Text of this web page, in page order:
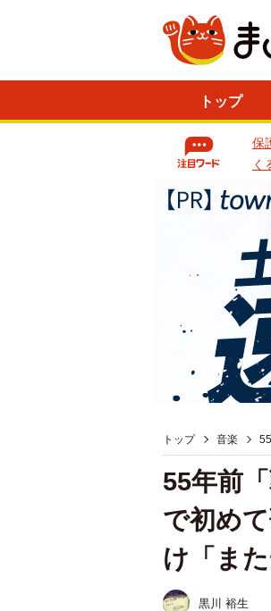
トップ
保
く
トップ 音楽
55年前
で初め
け「ま
黒川 裕生